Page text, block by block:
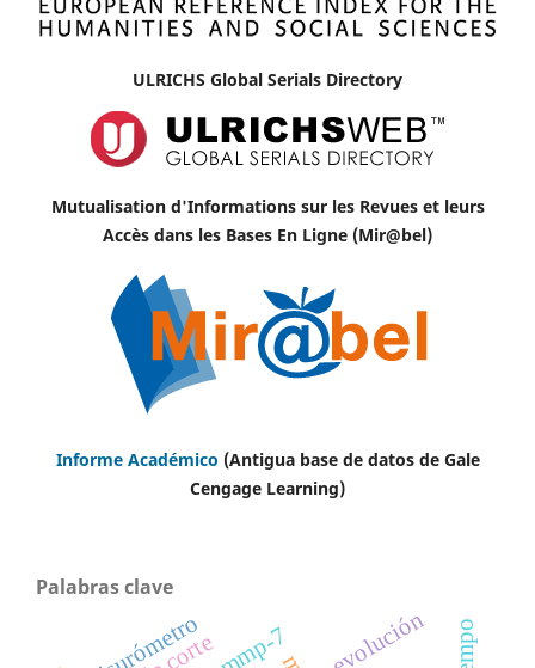
ULRICHS Global Serials Directory
Mutualisation d'Informations sur les Revues et leurs
Accès dans les Bases En Ligne (Mir@bel)
Informe Académico (Antigua base de datos de Gale
Cengage Learning)
Palabras clave
mmp-7
fisurómetro evolución